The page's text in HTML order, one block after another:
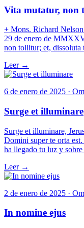
Vita mutatur, non
+ Mons. Richard
29 de enero de
non tollitur; et,
Leer →
6 de enero de 2025 ·
Surge et illuminare
Surge et illuminare,
Domini super te orta
ha llegado tu luz y
Leer →
2 de enero de 2025 ·
In nomine ejus